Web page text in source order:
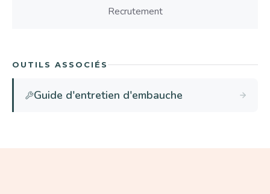
Recrutement
OUTILS ASSOCIÉS
Guide d'entretien d'embauche